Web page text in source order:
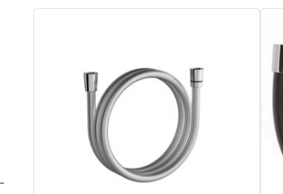
de valóban kulcsfontosságú alkatrész
javítja a zuhanyzási komfortot, növeli a